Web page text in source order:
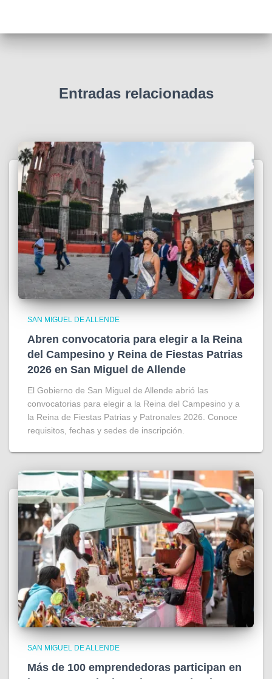
Entradas relacionadas
SAN MIGUEL DE ALLENDE
Abren convocatoria para elegir a la Reina
del Campesino y Reina de Fiestas Patrias
2026 en San Miguel de Allende
El Gobierno de San Miguel de Allende abrió las
convocatorias para elegir a la Reina del Campesino y a
la Reina de Fiestas Patrias y Patronales 2026. Conoce
requisitos, fechas y sedes de inscripción.
SAN MIGUEL DE ALLENDE
Más de 100 emprendedoras participan en